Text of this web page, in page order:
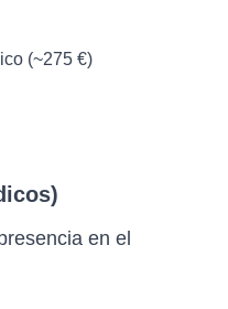
(~275 €)
en el